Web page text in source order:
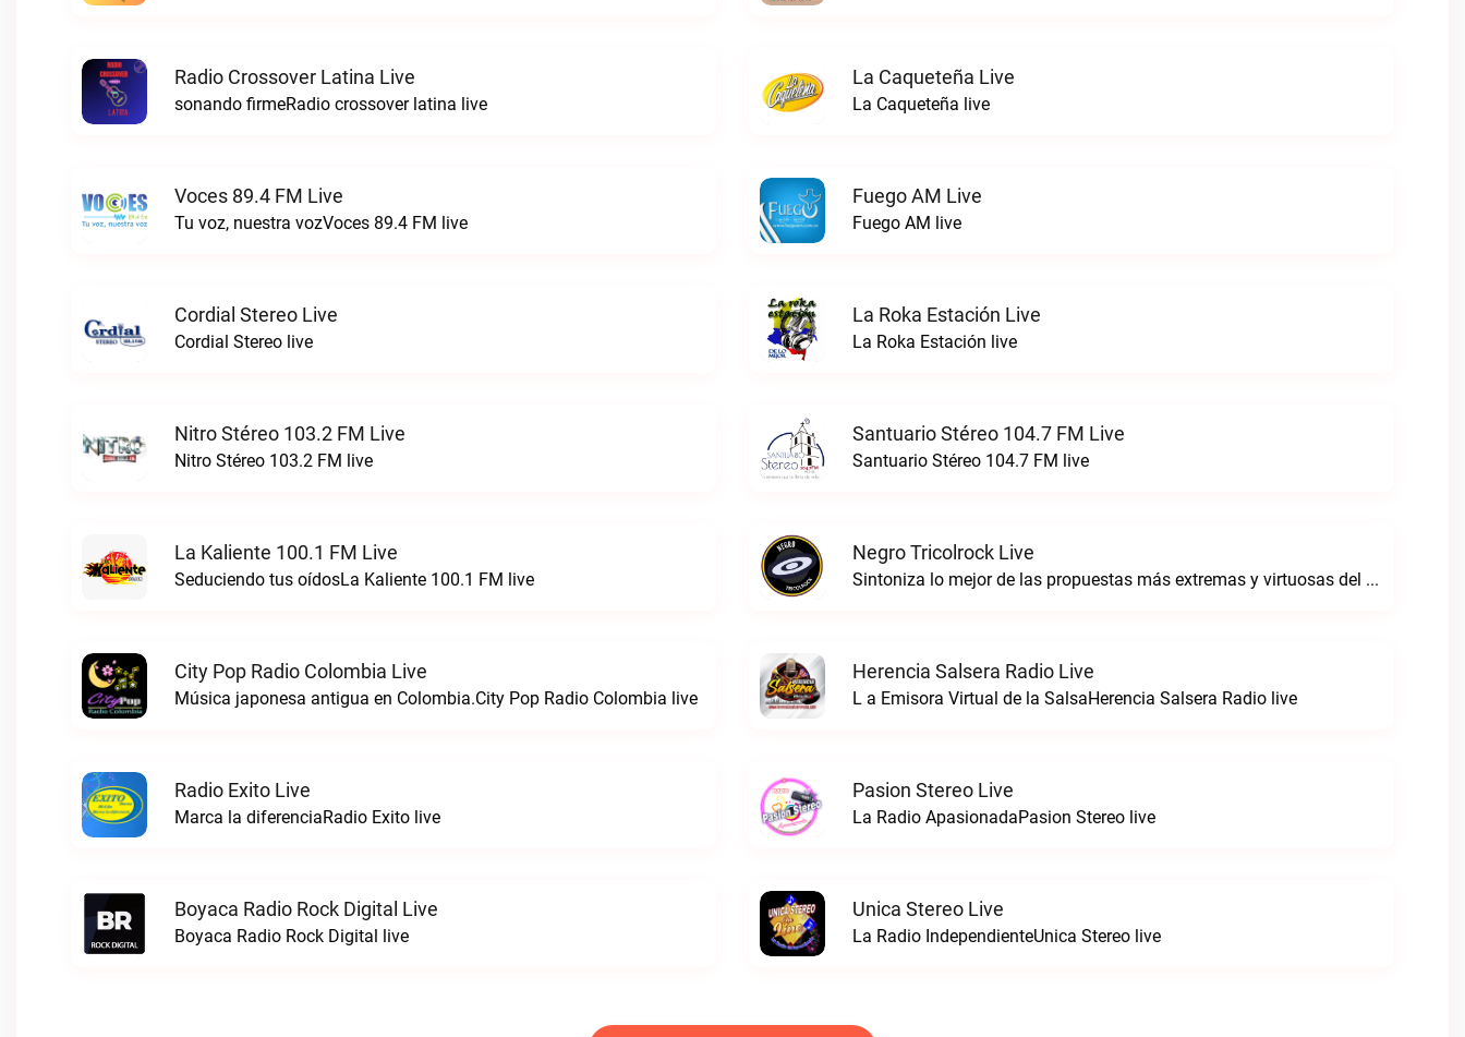
Radio Crossover Latina Live
sonando firmeRadio crossover latina live
La Caqueteña Live
La Caqueteña live
Voces 89.4 FM Live
Tu voz, nuestra vozVoces 89.4 FM live
Fuego AM Live
Fuego AM live
Cordial Stereo Live
Cordial Stereo live
La Roka Estación Live
La Roka Estación live
Nitro Stéreo 103.2 FM Live
Nitro Stéreo 103.2 FM live
Santuario Stéreo 104.7 FM Live
Santuario Stéreo 104.7 FM live
La Kaliente 100.1 FM Live
Seduciendo tus oídosLa Kaliente 100.1 FM live
Negro Tricolrock Live
Sintoniza lo mejor de las propuestas más extremas y virtuosas del metal colombianoNegro Tricolrock live
City Pop Radio Colombia Live
Música japonesa antigua en Colombia.City Pop Radio Colombia live
Herencia Salsera Radio Live
L a Emisora Virtual de la SalsaHerencia Salsera Radio live
Radio Exito Live
Marca la diferenciaRadio Exito live
Pasion Stereo Live
La Radio ApasionadaPasion Stereo live
Boyaca Radio Rock Digital Live
Boyaca Radio Rock Digital live
Unica Stereo Live
La Radio IndependienteUnica Stereo live